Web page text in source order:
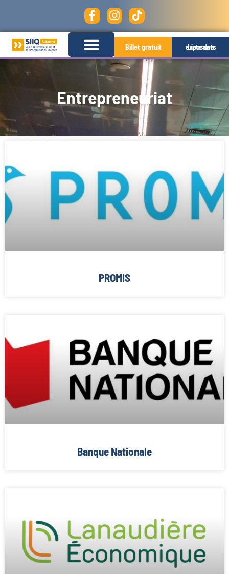
Billet gratuit Liste des exposants
Entrepreneuriat
PROMIS
Banque Nationale